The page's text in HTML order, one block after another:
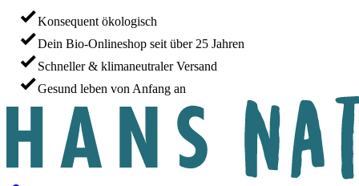
Konsequent ökologisch
Dein Bio-Onlineshop seit über 25 Jahren
Schneller & klimaneutraler Versand
Gesund leben von Anfang an